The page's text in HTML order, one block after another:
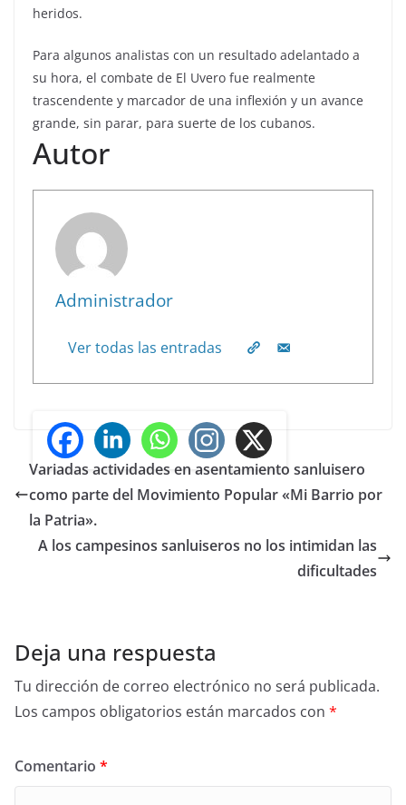
heridos.
Para algunos analistas con un resultado adelantado a
su hora, el combate de El Uvero fue realmente
trascendente y marcador de una inflexión y un avance
grande, sin parar, para suerte de los cubanos.
Autor
Administrador
Ver todas las entradas
Variadas actividades en asentamiento sanluisero
como parte del Movimiento Popular «Mi Barrio por
la Patria».
A los campesinos sanluiseros no los intimidan las
dificultades
Deja una respuesta
Tu dirección de correo electrónico no será publicada.
Los campos obligatorios están marcados con *
Comentario *